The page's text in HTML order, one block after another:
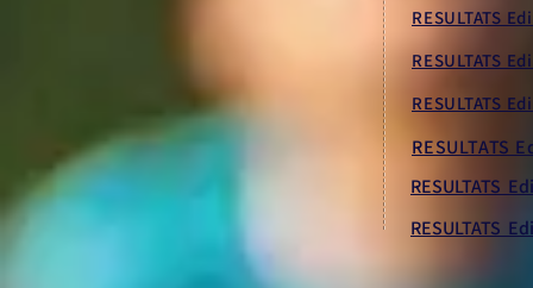
RESULTATS
RESULTATS
RESULTATS
RESULTATS
RESULTATS
RESULTATS